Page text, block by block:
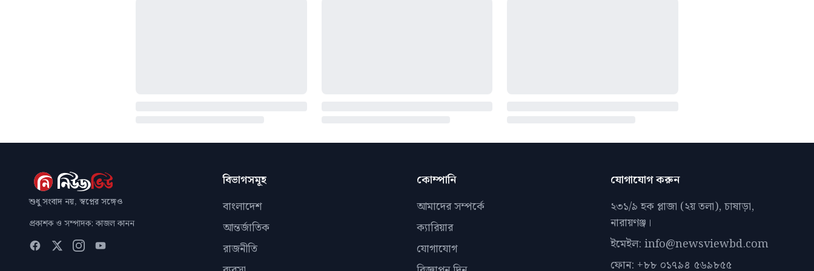
শুধু সংবাদ নয়, স্বপ্নের সঙ্গেও
প্রকাশক ও সম্পাদক: কাজল কানন
বিভাগসমূহ
বাংলাদেশ
আন্তর্জাতিক
রাজনীতি
কোম্পানি
আমাদের সম্পর্কে
ক্যারিয়ার
যোগাযোগ
যোগাযোগ করুন
২৩১/৯ হক প্লাজা (২য় তলা), চাষাড়া,
নারায়ণঞ্জ।
ইমেইল: info@newsviewbd.com
ফোন: +৮৮ ০১৭৯৪ ৫৬৯৮৫৫